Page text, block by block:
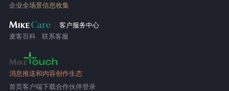
企业全场景信息收集
客户服务中心
麦客百科
联系客服
消息推送和内容创作生态
首页客户端下载合作伙伴登录